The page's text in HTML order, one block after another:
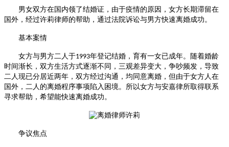
男女双方在国内领了结婚证，由于疫情的原因，女方长期滞留在
国外，经过许莉律师的帮助，通过法院诉讼与男方快速离婚成功。
基本案情
女方与男方二人于1993年登记结婚，育有一女已成年。随着婚龄
时间渐长，双方生活方式逐渐不同，三观差异变大，争吵频发，导致
二人现已分居近两年，双方经过沟通，均同意离婚，但由于女方人在
国外，二人的离婚程序事项陷入困境。所以女方与安嘉律所取得联系
寻求帮助，希望能快速离婚成功。
争议焦点